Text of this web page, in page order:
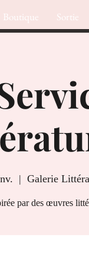
Boutique Sortie
  |
Galerie
par des œuvres